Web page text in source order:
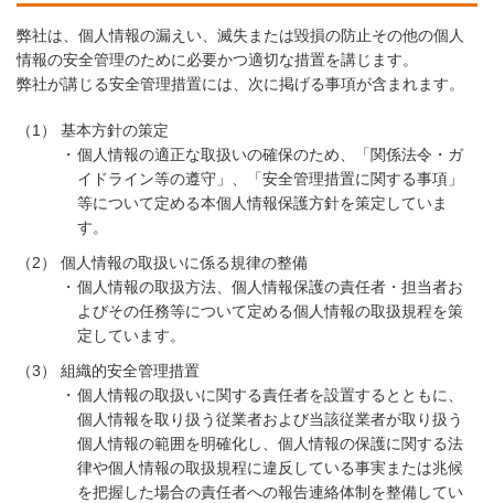
弊社は、個人情報の漏えい、滅失または毀損の防止その他の個人
情報の安全管理のために必要かつ適切な措置を講じます。
弊社が講じる安全管理措置には、次に掲げる事項が含まれます。
（1）
基本方針の策定
個人情報の適正な取扱いの確保のため、「関係法令・ガ
イドライン等の遵守」、「安全管理措置に関する事項」
等について定める本個人情報保護方針を策定していま
す。
（2）
個人情報の取扱いに係る規律の整備
個人情報の取扱方法、個人情報保護の責任者・担当者お
よびその任務等について定める個人情報の取扱規程を策
定しています。
（3）
組織的安全管理措置
個人情報の取扱いに関する責任者を設置するとともに、
個人情報を取り扱う従業者および当該従業者が取り扱う
個人情報の範囲を明確化し、個人情報の保護に関する法
律や個人情報の取扱規程に違反している事実または兆候
を把握した場合の責任者への報告連絡体制を整備してい